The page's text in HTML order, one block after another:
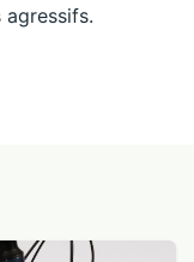
agressifs.